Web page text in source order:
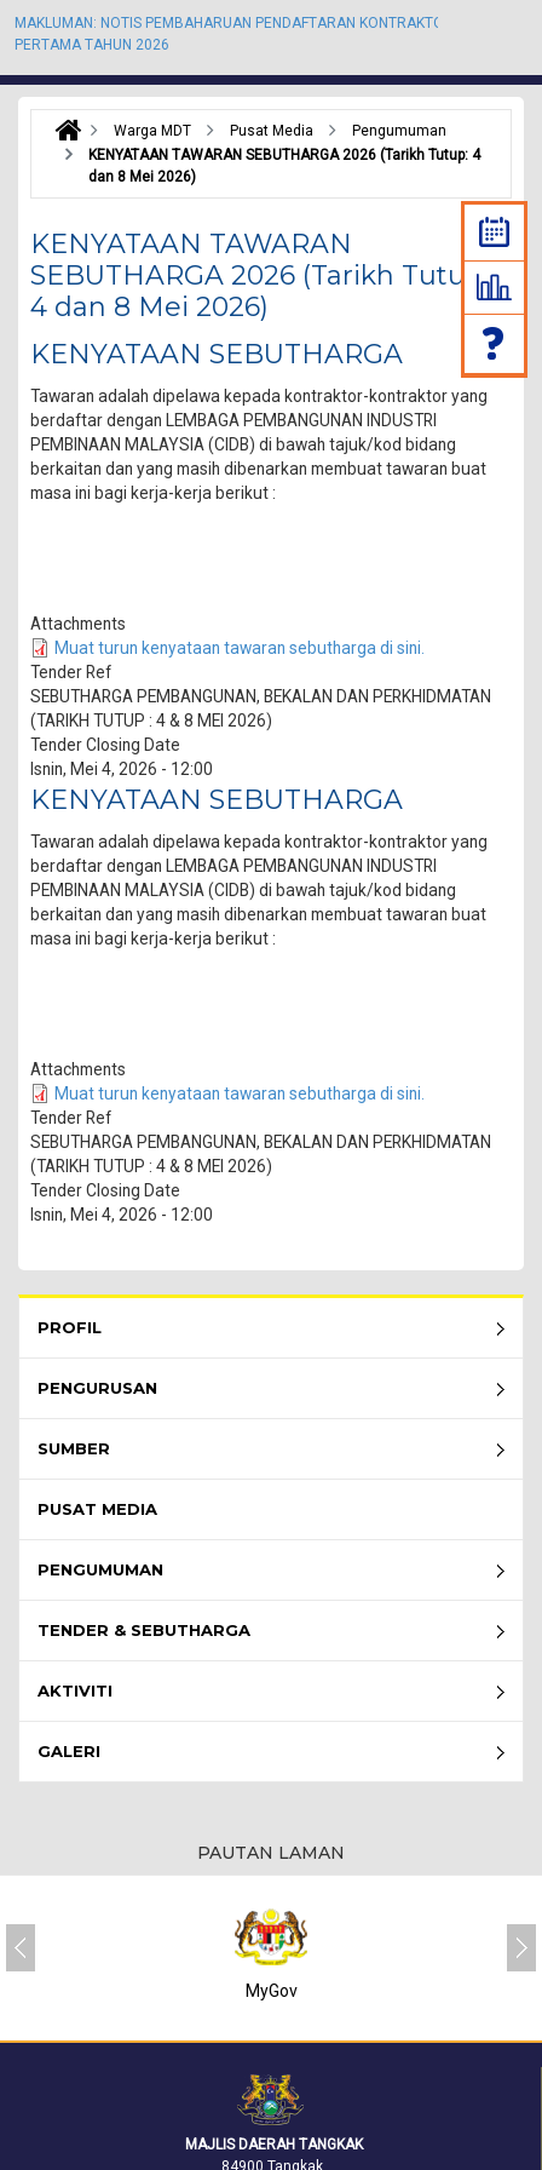
MAKLUMAN: NOTIS PEMBAHARUAN PENDAFTARAN KONTRAKTOR KALI
PERTAMA TAHUN 2026
Warga MDT Pusat Media
Pengumuman
KENYATAAN TAWARAN SEBUTHARGA 2026 (Tarikh Tutup: 4
dan 8 Mei 2026)
KENYATAAN TAWARAN
SEBUTHARGA 2026 (Tarikh Tutup:
4 dan 8 Mei 2026)
KENYATAAN SEBUTHARGA
Tawaran adalah dipelawa kepada kontraktor-kontraktor yang
berdaftar dengan LEMBAGA PEMBANGUNAN INDUSTRI
PEMBINAAN MALAYSIA (CIDB) di bawah tajuk/kod bidang
berkaitan dan yang masih dibenarkan membuat tawaran buat
masa ini bagi kerja-kerja berikut :
Attachments
Muat turun kenyataan tawaran sebutharga di sini.
Tender Ref
SEBUTHARGA PEMBANGUNAN, BEKALAN DAN PERKHIDMATAN
(TARIKH TUTUP : 4 & 8 MEI 2026)
Tender Closing Date
Isnin, Mei 4, 2026 - 12:00
KENYATAAN SEBUTHARGA
Tawaran adalah dipelawa kepada kontraktor-kontraktor yang
berdaftar dengan LEMBAGA PEMBANGUNAN INDUSTRI
PEMBINAAN MALAYSIA (CIDB) di bawah tajuk/kod bidang
berkaitan dan yang masih dibenarkan membuat tawaran buat
masa ini bagi kerja-kerja berikut :
Attachments
Muat turun kenyataan tawaran sebutharga di sini.
Tender Ref
SEBUTHARGA PEMBANGUNAN, BEKALAN DAN PERKHIDMATAN
(TARIKH TUTUP : 4 & 8 MEI 2026)
Tender Closing Date
Isnin, Mei 4, 2026 - 12:00
PROFIL
PENGURUSAN
SUMBER
PUSAT MEDIA
PENGUMUMAN
TENDER & SEBUTHARGA
AKTIVITI
GALERI
PAUTAN LAMAN
MyGov
MAJLIS DAERAH TANGKAK
84900 Tangkak,